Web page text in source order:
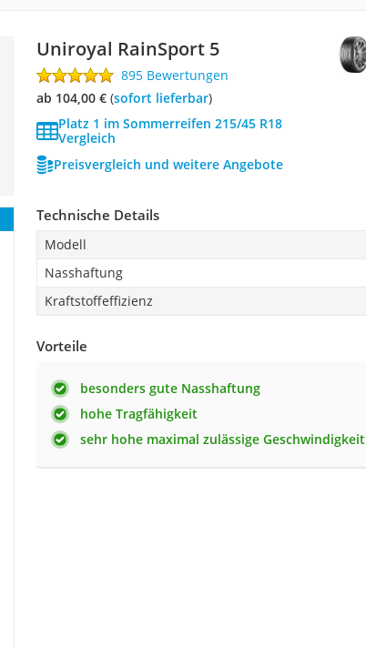
Uniroyal RainSport 5
895 Bewertungen
ab 104,00 €( Sofort lieferbar)
Platz 1 im Sommerreifen 215/45 R18
Vergleich
Preisvergleich und weitere Angebote
Technische Details
Modell
Nasshaftung
Kraftstoffeffizienz
Vorteile
besonders gute Nasshaftung
hohe Tragfähigkeit
sehr hohe maximal zulässige Geschwindigkeit